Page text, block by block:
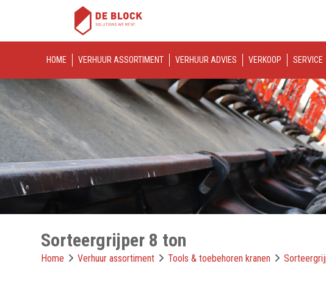
HOME VERHUUR ASSORTIMENT VERHUUR ADVIES VERKOOP SERVICE
Sorteergrijper 8 ton
Home Verhuur assortiment Tools & toebehoren kranen